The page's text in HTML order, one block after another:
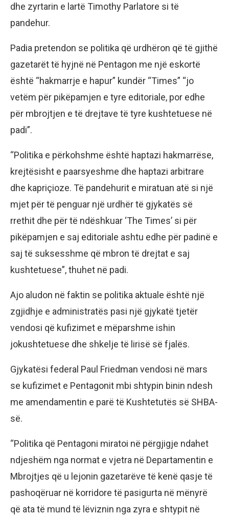
dhe zyrtarin e lartë Timothy Parlatore si të
pandehur.
Padia pretendon se politika që urdhëron që të gjithë
gazetarët të hyjnë në Pentagon me një eskortë
është “hakmarrje e hapur” kundër “Times” “jo
vetëm për pikëpamjen e tyre editoriale, por edhe
për mbrojtjen e të drejtave të tyre kushtetuese në
padi”.
“Politika e përkohshme është haptazi hakmarrëse,
krejtësisht e paarsyeshme dhe haptazi arbitrare
dhe kapriçioze. Të pandehurit e miratuan atë si një
mjet për të penguar një urdhër të gjykatës së
rrethit dhe për të ndëshkuar ‘The Times’ si për
pikëpamjen e saj editoriale ashtu edhe për padinë e
saj të suksesshme që mbron të drejtat e saj
kushtetuese”, thuhet në padi.
Ajo aludon në faktin se politika aktuale është një
zgjidhje e administratës pasi një gjykatë tjetër
vendosi që kufizimet e mëparshme ishin
jokushtetuese dhe shkelje të lirisë së fjalës.
Gjykatësi federal Paul Friedman vendosi në mars
se kufizimet e Pentagonit mbi shtypin binin ndesh
me amendamentin e parë të Kushtetutës së SHBA-
së.
“Politika që Pentagoni miratoi në përgjigje ndahet
ndjeshëm nga normat e vjetra në Departamentin e
Mbrojtjes që u lejonin gazetarëve të kenë qasje të
pashoqëruar në korridore të pasigurta në mënyrë
që ata të mund të lëviznin nga zyra e shtypit në